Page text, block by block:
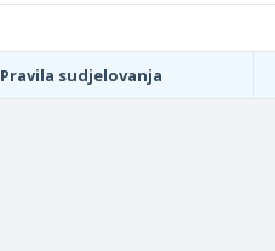
Pravila sudjelovanja